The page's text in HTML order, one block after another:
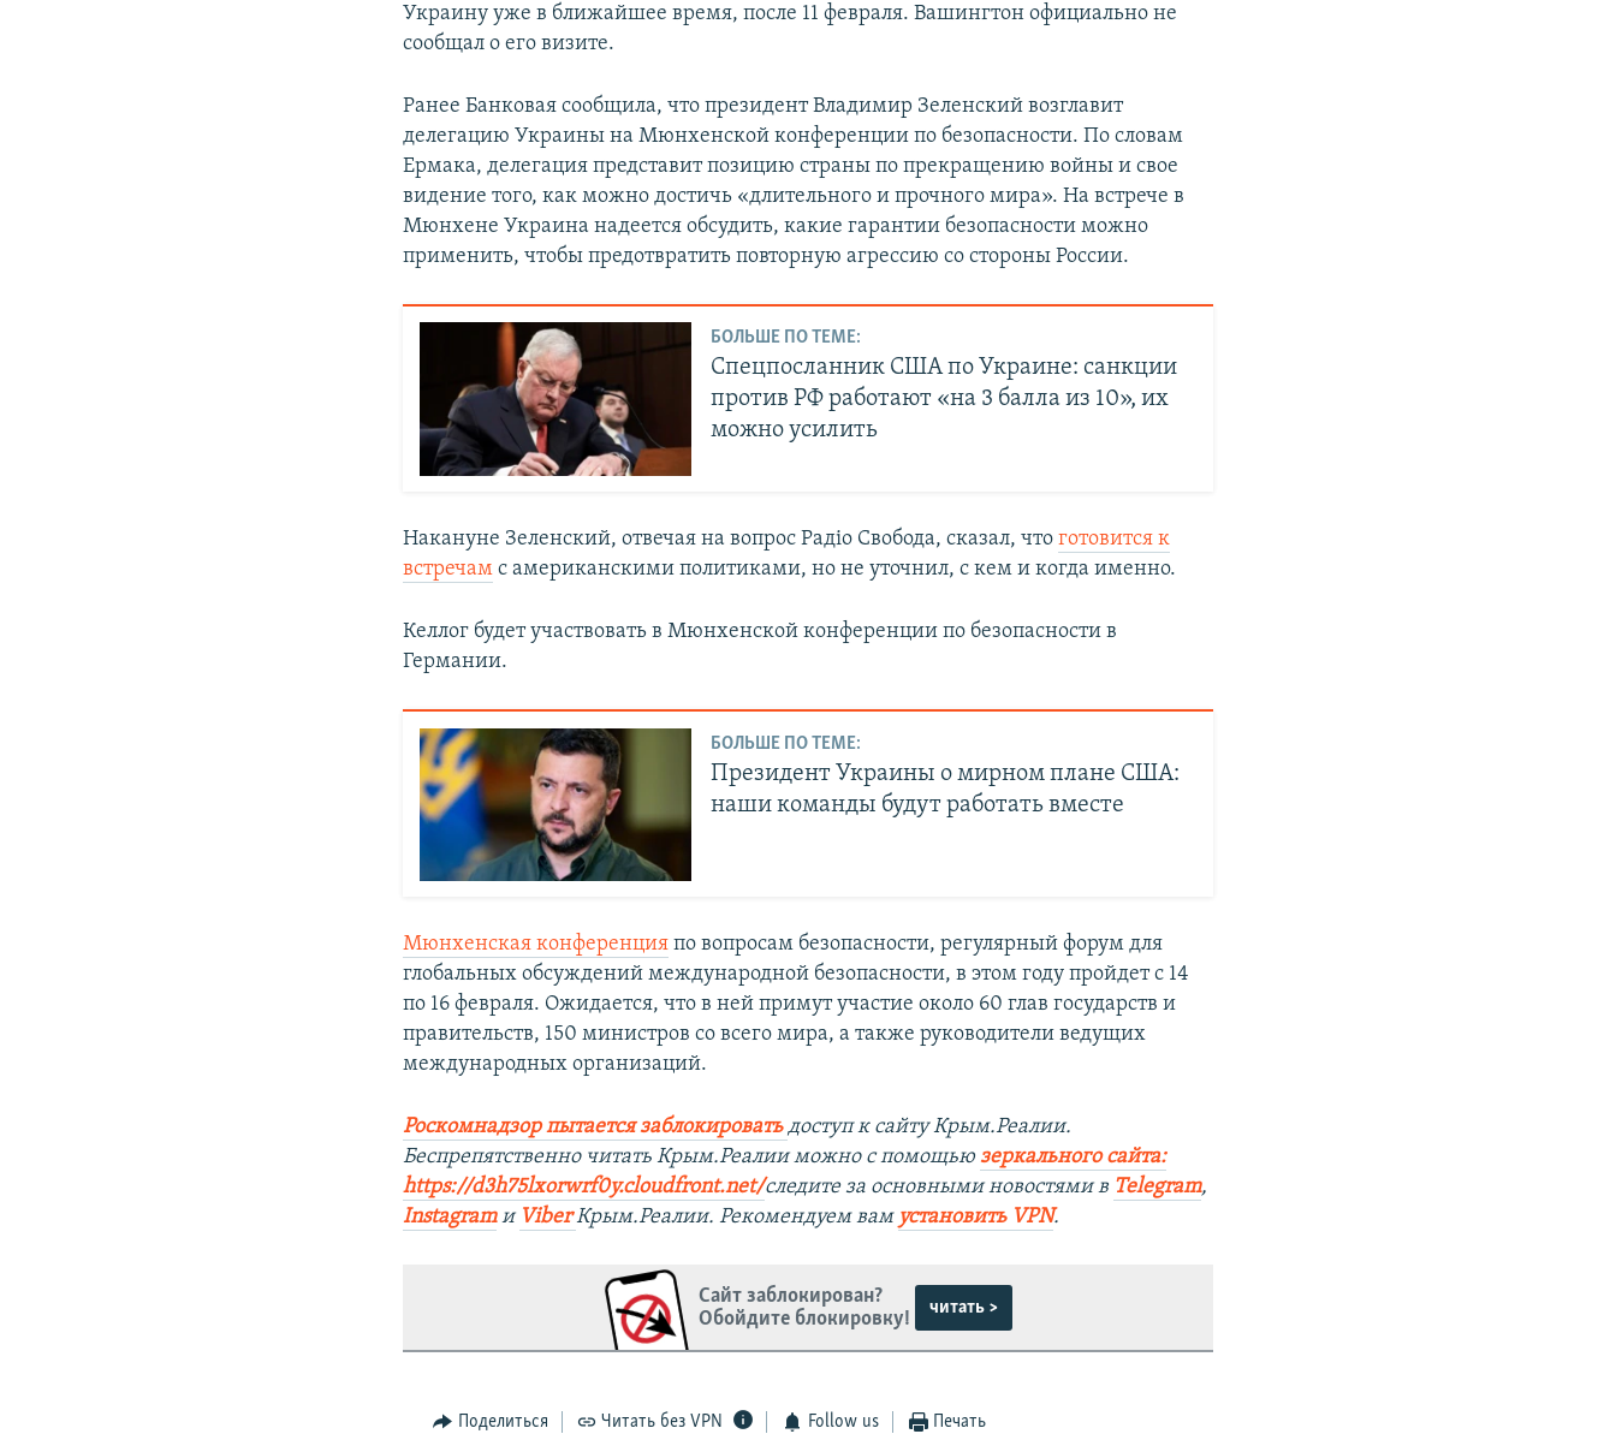
Украину уже в ближайшее время, после 11 февраля. Вашингтон официально не
сообщал о его визите.
Ранее Банковая сообщила, что президент Владимир Зеленский возглавит
делегацию Украины на Мюнхенской конференции по безопасности. По словам
Ермака, делегация представит позицию страны по прекращению войны и свое
видение того, как можно достичь «длительного и прочного мира». На встрече в
Мюнхене Украина надеется обсудить, какие гарантии безопасности можно
применить, чтобы предотвратить повторную агрессию со стороны России.
БОЛЬШЕ ПО ТЕМЕ:
Спецпосланник США по Украине: санкции
против РФ работают «на 3 балла из 10», их
можно усилить
Накануне Зеленский, отвечая на вопрос Радіо Свобода, сказал, чтоготовится к
встречам с американскими политиками, но не уточнил, с кем и когда именно.
Келлог будет участвовать в Мюнхенской конференции по безопасности в
Германии.
БОЛЬШЕ ПО ТЕМЕ:
Президент Украины о мирном плане США:
наши команды будут работать вместе
Мюнхенская конференция по вопросам безопасности, регулярный форум для
глобальных обсуждений международной безопасности, в этом году пройдет с 14
по 16 февраля. Ожидается, что в ней примут участие около 60 глав государств и
правительств, 150 министров со всего мира, а также руководители ведущих
международных организаций.
Роскомнадзор пытается заблокироватьдоступ к сайту Крым.Реалии.
Беспрепятственно читать Крым.Реалии можно с помощьюзеркального сайта:
https://d3h75lxorwrf0y.cloudfront.net/следите за основными новостями в Telegram,
Instagramи Viber Крым.Реалии. Рекомендуем вам установить VPN.
Сайт заблокирован?
Обойдите блокировку!
читать >
Поделиться Читать без VPN Follow us Печать